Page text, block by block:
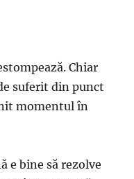
Chiar
suferit din punct
momentul în
e bine să rezolve